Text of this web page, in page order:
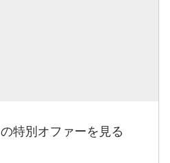
特別オファーを見る